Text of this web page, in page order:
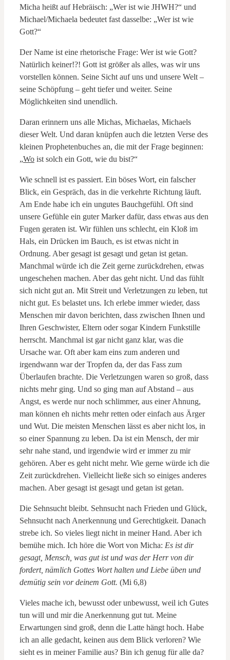
Micha heißt auf Hebräisch: „Wer ist wie JHWH?“ und
Michael/Michaela bedeutet fast dasselbe: „Wer ist wie
Gott?“
Der Name ist eine rhetorische Frage: Wer ist wie Gott?
Natürlich keiner!?! Gott ist größer als alles, was wir uns
vorstellen können. Seine Sicht auf uns und unsere Welt –
seine Schöpfung – geht tiefer und weiter. Seine
Möglichkeiten sind unendlich.
Daran erinnern uns alle Michas, Michaelas, Michaels
dieser Welt. Und daran knüpfen auch die letzten Verse des
kleinen Prophetenbuches an, die mit der Frage beginnen:
„Wo ist solch ein Gott, wie du bist?“
Wie schnell ist es passiert. Ein böses Wort, ein falscher
Blick, ein Gespräch, das in die verkehrte Richtung läuft.
Am Ende habe ich ein ungutes Bauchgefühl. Oft sind
unsere Gefühle ein guter Marker dafür, dass etwas aus den
Fugen geraten ist. Wir fühlen uns schlecht, ein Kloß im
Hals, ein Drücken im Bauch, es ist etwas nicht in
Ordnung. Aber gesagt ist gesagt und getan ist getan.
Manchmal würde ich die Zeit gerne zurückdrehen, etwas
ungeschehen machen. Aber das geht nicht. Und das fühlt
sich nicht gut an. Mit Streit und Verletzungen zu leben, tut
nicht gut. Es belastet uns. Ich erlebe immer wieder, dass
Menschen mir davon berichten, dass zwischen Ihnen und
Ihren Geschwister, Eltern oder sogar Kindern Funkstille
herrscht. Manchmal ist gar nicht ganz klar, was die
Ursache war. Oft aber kam eins zum anderen und
irgendwann war der Tropfen da, der das Fass zum
Überlaufen brachte. Die Verletzungen waren so groß, dass
nichts mehr ging. Und so ging man auf Abstand – aus
Angst, es werde nur noch schlimmer, aus einer Ahnung,
man können eh nichts mehr retten oder einfach aus Ärger
und Wut. Die meisten Menschen lässt es aber nicht los, in
so einer Spannung zu leben. Da ist ein Mensch, der mir
sehr nahe stand, und irgendwie wird er immer zu mir
gehören. Aber es geht nicht mehr. Wie gerne würde ich die
Zeit zurückdrehen. Vielleicht ließe sich so einiges anderes
machen. Aber gesagt ist gesagt und getan ist getan.
Die Sehnsucht bleibt. Sehnsucht nach Frieden und Glück,
Sehnsucht nach Anerkennung und Gerechtigkeit. Danach
strebe ich. So vieles liegt nicht in meiner Hand. Aber ich
bemühe mich. Ich höre die Wort von Micha: Es ist dir
gesagt, Mensch, was gut ist und was der Herr von dir
fordert, nämlich Gottes Wort halten und Liebe üben und
demütig sein vor deinem Gott. (Mi 6,8)
Vieles mache ich, bewusst oder unbewusst, weil ich Gutes
tun will und mir die Anerkennung gut tut. Meine
Erwartungen sind groß, denn die Latte hängt hoch. Habe
ich an alle gedacht, keinen aus dem Blick verloren? Wie
sieht es in meiner Familie aus? Bin ich genug für alle da?